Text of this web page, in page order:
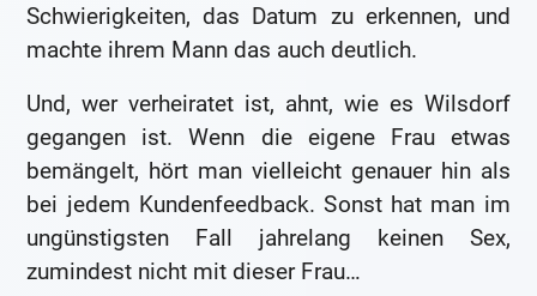
Schwierigkeiten, das Datum zu erkennen, und
machte ihrem Mann das auch deutlich.
Und, wer verheiratet ist, ahnt, wie es Wilsdorf
gegangen ist. Wenn die eigene Frau etwas
bemängelt, hört man vielleicht genauer hin als
bei jedem Kundenfeedback. Sonst hat man im
ungünstigsten Fall jahrelang keinen Sex,
zumindest nicht mit dieser Frau…